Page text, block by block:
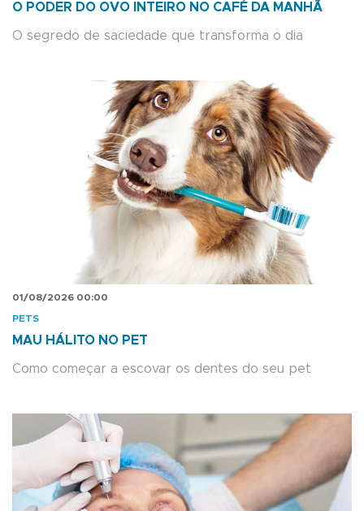
O PODER DO OVO INTEIRO NO CAFÉ DA MANHÃ
O segredo de saciedade que transforma o dia
01/08/2026 00:00
PETS
MAU HÁLITO NO PET
Como começar a escovar os dentes do seu pet